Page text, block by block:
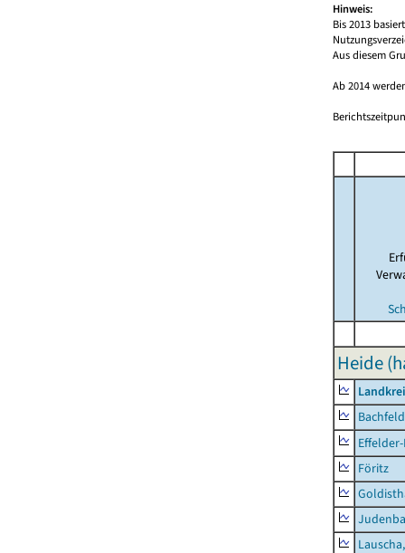
Hinweis:
Bis 2013
Aus diesem
Ab 2014
Heide
Bachfeld
Föritz